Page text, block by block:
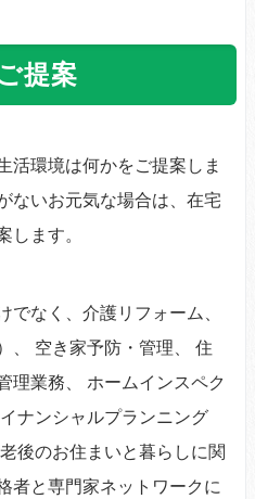
提案
活環境は何かをご提案しま
いお元気な場合は、在宅
します。
でなく、介護リフォーム、
、 空き家予防・管理、 住
理業務、 ホームインスペク
ナンシャルプランニング
後のお住まいと暮らしに関
者と専門家ネットワークに